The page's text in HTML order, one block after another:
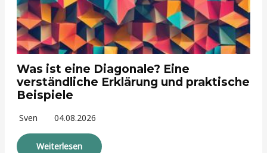
Was ist eine Diagonale? Eine
verständliche Erklärung und praktische
Beispiele
Sven 04.08.2026
Weiterlesen